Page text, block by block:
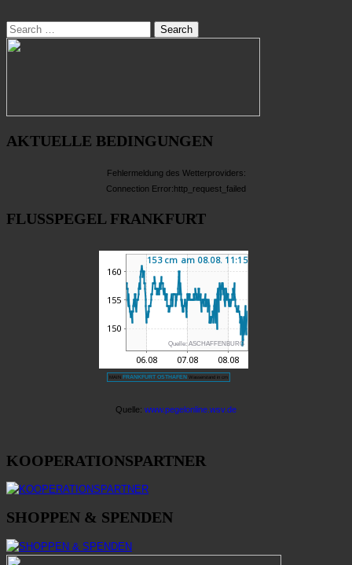
Search
AKTUELLE BEDINGUNGEN
Fehlermeldung des Wetterproviders:
Connection Error:http_request_failed
FLUSSPEGEL FRANKFURT
KOOPERATIONSPARTNER
SHOPPEN & SPENDEN